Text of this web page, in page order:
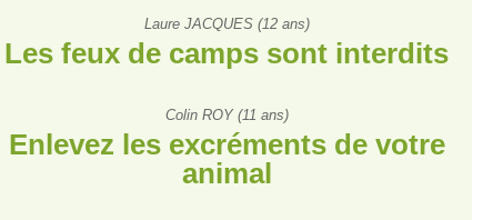
Laure JACQUES (12 ans)
Les feux de camps sont interdits
Colin ROY (11 ans)
Enlevez les excréments de votre
animal